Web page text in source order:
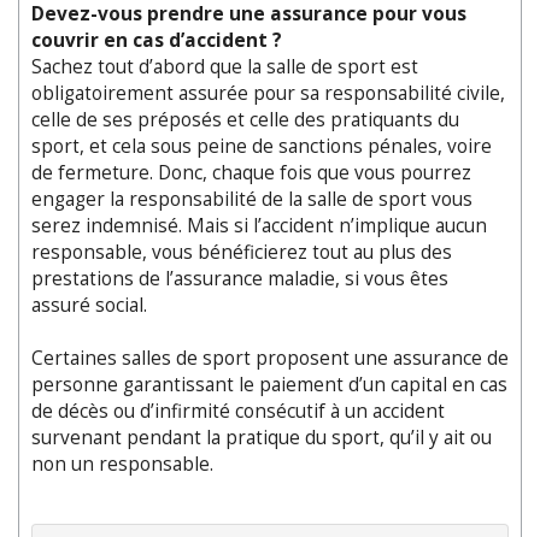
Devez-vous prendre une assurance pour vous
couvrir en cas d’accident ?
Sachez tout d’abord que la salle de sport est
obligatoirement assurée pour sa responsabilité civile,
celle de ses préposés et celle des pratiquants du
sport, et cela sous peine de sanctions pénales, voire
de fermeture. Donc, chaque fois que vous pourrez
engager la responsabilité de la salle de sport vous
serez indemnisé. Mais si l’accident n’implique aucun
responsable, vous bénéficierez tout au plus des
prestations de l’assurance maladie, si vous êtes
assuré social.
Certaines salles de sport proposent une assurance de
personne garantissant le paiement d’un capital en cas
de décès ou d’infirmité consécutif à un accident
survenant pendant la pratique du sport, qu’il y ait ou
non un responsable.